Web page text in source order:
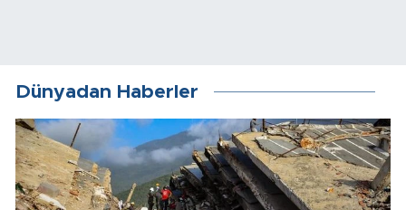
Dünyadan Haberler